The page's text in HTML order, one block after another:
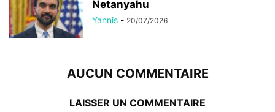
Netanyahu
Yannis - 20/07/2026
AUCUN COMMENTAIRE
LAISSER UN COMMENTAIRE